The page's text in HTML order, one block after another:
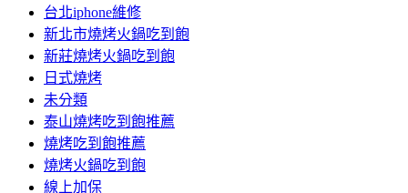
台北iphone維修
新北市燒烤火鍋吃到飽
新莊燒烤火鍋吃到飽
日式燒烤
未分類
泰山燒烤吃到飽推薦
燒烤吃到飽推薦
燒烤火鍋吃到飽
線上加保